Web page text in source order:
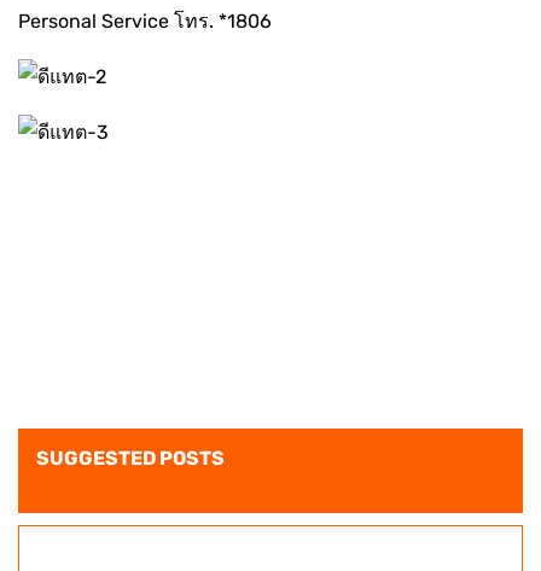
Personal Service โทร. *1806
SUGGESTED POSTS